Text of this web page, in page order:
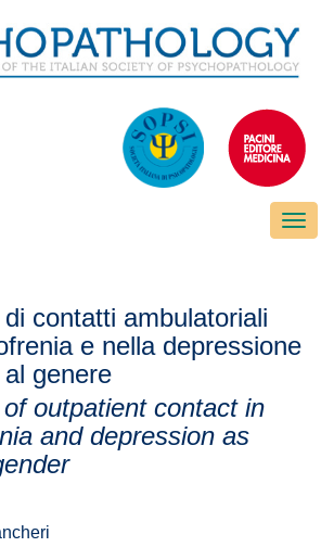
Toggle
contatti ambulatoriali
e nella depressione
genere
outpatient contact in
and depression as